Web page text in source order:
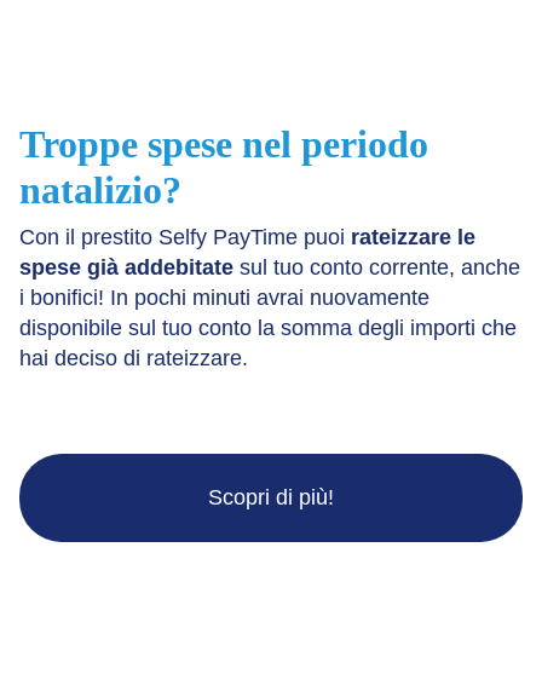
Troppe spese nel periodo
natalizio?
Con il prestito Selfy PayTime puoi rateizzare le
spese già addebitate sul tuo conto corrente, anche
i bonifici! In pochi minuti avrai nuovamente
disponibile sul tuo conto la somma degli importi che
hai deciso di rateizzare.
Scopri di più!